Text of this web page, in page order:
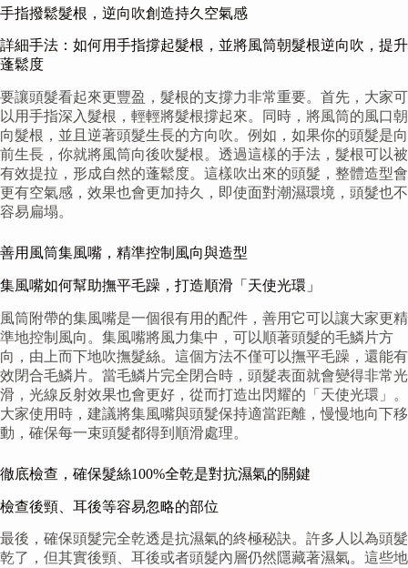
手指撥鬆髮根，逆向吹創造持久空氣感
詳細手法：如何用手指撐起髮根，並將風筒朝髮根逆向吹，提升
蓬鬆度
要讓頭髮看起來更豐盈，髮根的支撐力非常重要。首先，大家可
以用手指深入髮根，輕輕將髮根撐起來。同時，將風筒的風口朝
向髮根，並且逆著頭髮生長的方向吹。例如，如果你的頭髮是向
前生長，你就將風筒向後吹髮根。透過這樣的手法，髮根可以被
有效提拉，形成自然的蓬鬆度。這樣吹出來的頭髮，整體造型會
更有空氣感，效果也會更加持久，即使面對潮濕環境，頭髮也不
容易扁塌。
善用風筒集風嘴，精準控制風向與造型
集風嘴如何幫助撫平毛躁，打造順滑「天使光環」
風筒附帶的集風嘴是一個很有用的配件，善用它可以讓大家更精
準地控制風向。集風嘴將風力集中，可以順著頭髮的毛鱗片方
向，由上而下地吹撫髮絲。這個方法不僅可以撫平毛躁，還能有
效閉合毛鱗片。當毛鱗片完全閉合時，頭髮表面就會變得非常光
滑，光線反射效果也會更好，從而打造出閃耀的「天使光環」。
大家使用時，建議將集風嘴與頭髮保持適當距離，慢慢地向下移
動，確保每一束頭髮都得到順滑處理。
徹底檢查，確保髮絲100%全乾是對抗濕氣的關鍵
檢查後頸、耳後等容易忽略的部位
最後，確保頭髮完全乾透是抗濕氣的終極秘訣。許多人以為頭髮
乾了，但其實後頸、耳後或者頭髮內層仍然隱藏著濕氣。這些地